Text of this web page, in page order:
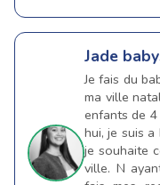
Jade
Je fais du
ma ville
enfants de
hui, je suis a
je souhaite
ville. N